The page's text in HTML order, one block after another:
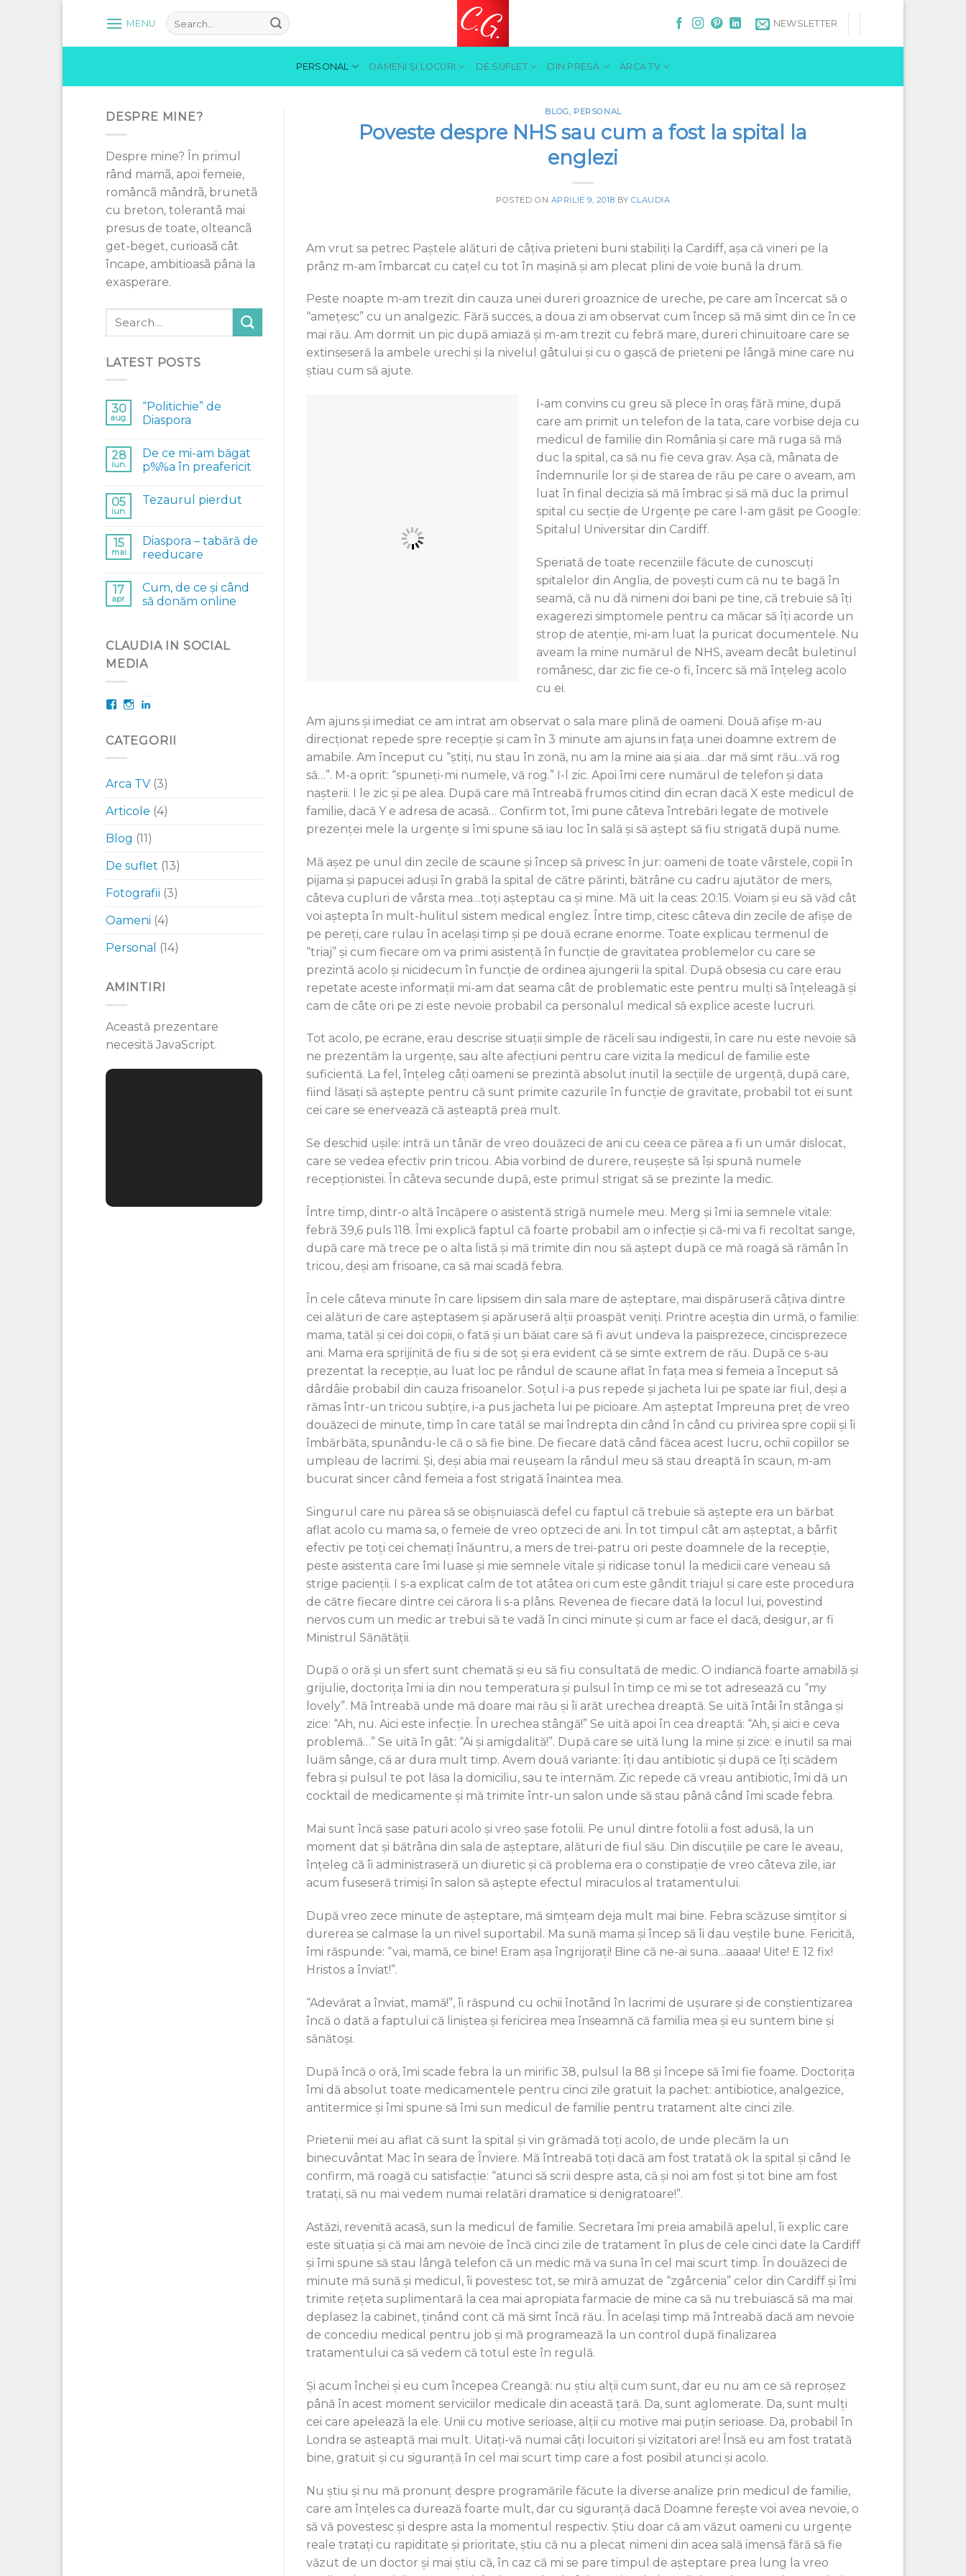
content
MENU NEWSLETTER
PERSONAL OAMENI ŞI LOCURI DE SUFLET DIN PRESA ARCA TV
DESPRE MINE?
Despre mine? În primul
rând mamã, apoi femeie,
româncã mândrã, brunetã
cu breton, tolerantã mai
presus de toate, olteancã
get-beget, curioasã cât
încape, ambitioasã pânä la
exasperare.
LATEST POSTS
30
aug.
“Politichie” de
Diaspora
28
iun.
De ce mi-am băgat
p%%a în preafericit
05
iun.
Tezaurul pierdut
15
mai
Diaspora – tabără de
reeducare
17
apr.
Cum, de ce și când
să donăm online
CLAUDIA IN SOCIAL
MEDIA
FacebookInstagram
CATEGORII
Arca TV (3)
Articole (4)
Blog (11)
De suflet (13)
Fotografii (3)
Oameni (4)
Personal
(14)
AMINTIRI
Această prezentare
necesită JavaScript.
BLOG, PERSONAL
Poveste despre NHS sau cum a fost la spital la
englezi
POSTED ON APRILIE 9, 2018 BYCLAUDIA
Am vrut sa petrec Paştele alături de câţiva prieteni buni stabiliţi la Cardiff, aşa că vineri pe la
prânz m-am îmbarcat cu caţel cu tot în maşină şi am plecat plini de voie bună la drum.
Peste noapte m-am trezit din cauza unei dureri groaznice de ureche, pe care am încercat să o
“amețesc” cu un analgezic. Fără succes, a doua zi am observat cum încep să mă simt din ce în ce
mai rău. Am dormit un pic după amiază și m-am trezit cu febră mare, dureri chinuitoare care se
extinseseră la ambele urechi și la nivelul gâtului și cu o gașcă de prieteni pe lângă mine care nu
știau cum să ajute.
I-am convins cu greu să plece în oraș fără mine, după
care am primit un telefon de la tata, care vorbise deja cu
medicul de familie din România și care mă ruga să mă
duc la spital, ca să nu fie ceva grav. Așa că, mânata de
îndemnurile lor și de starea de rău pe care o aveam, am
luat în final decizia să mă îmbrac și să mă duc la primul
spital cu secție de Urgențe pe care l-am găsit pe Google:
Spitalul Universitar din Cardiff.
Speriată de toate recenziile făcute de cunoscuți
spitalelor din Anglia, de povești cum că nu te bagă în
seamă, că nu dă nimeni doi bani pe tine, că trebuie să îți
exagerezi simptomele pentru ca măcar să îți acorde un
strop de atenție, mi-am luat la puricat documentele. Nu
aveam la mine numărul de NHS, aveam decât buletinul
românesc, dar zic fie ce-o fi, încerc să mă înțeleg acolo
cu ei.
Am ajuns și imediat ce am intrat am observat o sala mare plină de oameni. Două afișe m-au
direcţionat repede spre recepție și cam în 3 minute am ajuns in fața unei doamne extrem de
amabile. Am început cu “știți, nu stau în zonă, nu am la mine aia și aia…dar mă simt rău…vă rog
să…”. M-a oprit: “spuneți-mi numele, vă rog.” I-l zic. Apoi îmi cere numărul de telefon și data
nașterii. I le zic și pe alea. După care mă întreabă frumos citind din ecran dacă X este medicul de
familie, dacă Y e adresa de acasă… Confirm tot, îmi pune câteva întrebări legate de motivele
prezenței mele la urgențe si îmi spune să iau loc în sală și să aștept să fiu strigată după nume.
Mă așez pe unul din zecile de scaune și încep să privesc în jur: oameni de toate vârstele, copii în
pijama și papucei aduși în grabă la spital de către părinti, bătrâne cu cadru ajutător de mers,
câteva cupluri de vârsta mea…toți așteptau ca și mine. Mă uit la ceas: 20:15. Voiam și eu să văd cât
voi aștepta în mult-hulitul sistem medical englez. Între timp, citesc câteva din zecile de afișe de
pe pereți, care rulau în același timp și pe două ecrane enorme. Toate explicau termenul de
“triaj” și cum fiecare om va primi asistență în funcție de gravitatea problemelor cu care se
prezintă acolo și nicidecum în funcție de ordinea ajungerii la spital. După obsesia cu care erau
repetate aceste informații mi-am dat seama cât de problematic este pentru mulți să înțeleagă și
cam de câte ori pe zi este nevoie probabil ca personalul medical să explice aceste lucruri.
Tot acolo, pe ecrane, erau descrise situații simple de răceli sau indigestii, în care nu este nevoie să
ne prezentăm la urgențe, sau alte afecțiuni pentru care vizita la medicul de familie este
suficientă. La fel, înțeleg câți oameni se prezintă absolut inutil la secțiile de urgență, după care,
fiind lăsați să aștepte pentru că sunt primite cazurile în funcție de gravitate, probabil tot ei sunt
cei care se enervează că așteaptă prea mult.
Se deschid ușile: intră un tânăr de vreo douăzeci de ani cu ceea ce părea a fi un umăr dislocat,
care se vedea efectiv prin tricou. Abia vorbind de durere, reușeşte să își spună numele
recepționistei. În câteva secunde după, este primul strigat să se prezinte la medic.
Între timp, dintr-o altă încăpere o asistentă strigă numele meu. Merg și îmi ia semnele vitale:
febră 39,6 puls 118. Îmi explică faptul că foarte probabil am o infecție și că-mi va fi recoltat sange,
după care mă trece pe o alta listă și mă trimite din nou să aștept după ce mă roagă să rămân în
tricou, deși am frisoane, ca să mai scadă febra.
În cele câteva minute în care lipsisem din sala mare de așteptare, mai dispăruseră câțiva dintre
cei alături de care așteptasem și apăruseră alții proaspăt veniți. Printre aceștia din urmă, o familie:
mama, tatăl și cei doi copii, o fată și un băiat care să fi avut undeva la paisprezece, cincisprezece
ani. Mama era sprijinită de fiu si de soț și era evident că se simte extrem de rău. După ce s-au
prezentat la recepție, au luat loc pe rândul de scaune aflat în fața mea si femeia a început să
dârdâie probabil din cauza frisoanelor. Soțul i-a pus repede şi jacheta lui pe spate iar fiul, deși a
rămas într-un tricou subțire, i-a pus jacheta lui pe picioare. Am așteptat împreuna preț de vreo
douăzeci de minute, timp în care tatăl se mai îndrepta din când în când cu privirea spre copii și îi
îmbărbăta, spunându-le că o să fie bine. De fiecare dată când făcea acest lucru, ochii copiilor se
umpleau de lacrimi. Și, deși abia mai reușeam la rândul meu să stau dreaptă în scaun, m-am
bucurat sincer când femeia a fost strigată înaintea mea.
Singurul care nu părea să se obișnuiască defel cu faptul că trebuie să aștepte era un bărbat
aflat acolo cu mama sa, o femeie de vreo optzeci de ani. În tot timpul cât am așteptat, a bârfit
efectiv pe toți cei chemați înăuntru, a mers de trei-patru ori peste doamnele de la recepție,
peste asistenta care îmi luase și mie semnele vitale și ridicase tonul la medicii care veneau să
strige pacienții. I s-a explicat calm de tot atâtea ori cum este gândit triajul și care este procedura
de către fiecare dintre cei cărora li s-a plâns. Revenea de fiecare dată la locul lui, povestind
nervos cum un medic ar trebui să te vadă în cinci minute și cum ar face el dacă, desigur, ar fi
Ministrul Sănătății.
După o oră și un sfert sunt chemată și eu să fiu consultată de medic. O indiancă foarte amabilă și
grijulie, doctorița îmi ia din nou temperatura și pulsul în timp ce mi se tot adresează cu “my
lovely”. Mă întreabă unde mă doare mai rău și îi arăt urechea dreaptă. Se uită întâi în stânga și
zice: “Ah, nu. Aici este infecție. În urechea stângă!” Se uită apoi în cea dreaptă: “Ah, și aici e ceva
problemă…” Se uită în gât: “Ai și amigdalită!”. După care se uită lung la mine și zice: e inutil sa mai
luăm sânge, că ar dura mult timp. Avem două variante: îți dau antibiotic și după ce îți scădem
febra și pulsul te pot lăsa la domiciliu, sau te internăm. Zic repede că vreau antibiotic, îmi dă un
cocktail de medicamente și mă trimite într-un salon unde să stau până când îmi scade febra.
Mai sunt încă șase paturi acolo și vreo șase fotolii. Pe unul dintre fotolii a fost adusă, la un
moment dat și bătrâna din sala de așteptare, alături de fiul său. Din discuțiile pe care le aveau,
înțeleg că îi administraseră un diuretic și că problema era o constipație de vreo câteva zile, iar
acum fuseseră trimiși în salon să aștepte efectul miraculos al tratamentului.
După vreo zece minute de așteptare, mă simțeam deja mult mai bine. Febra scăzuse simțitor si
durerea se calmase la un nivel suportabil. Ma sună mama și încep să îi dau veștile bune. Fericită,
îmi răspunde: “vai, mamă, ce bine! Eram așa îngrijorați! Bine că ne-ai suna…aaaaa! Uite! E 12 fix!
Hristos a înviat!”.
“Adevărat a înviat, mamă!”, îi răspund cu ochii înotând în lacrimi de ușurare și de conștientizarea
încă o dată a faptului că liniștea și fericirea mea înseamnă că familia mea și eu suntem bine și
sănătoși.
După încă o oră, îmi scade febra la un mirific 38, pulsul la 88 și începe să îmi fie foame. Doctorița
îmi dă absolut toate medicamentele pentru cinci zile gratuit la pachet: antibiotice, analgezice,
antitermice și îmi spune să îmi sun medicul de familie pentru tratament alte cinci zile.
Prietenii mei au aflat că sunt la spital și vin grămadă toți acolo, de unde plecăm la un
binecuvântat Mac în seara de Înviere. Mă întreabă toți dacă am fost tratată ok la spital și când le
confirm, mă roagă cu satisfacție: “atunci să scrii despre asta, că și noi am fost și tot bine am fost
tratați, să nu mai vedem numai relatări dramatice si denigratoare!”.
Astăzi, revenită acasă, sun la medicul de familie. Secretara îmi preia amabilă apelul, îi explic care
este situația și că mai am nevoie de încă cinci zile de tratament în plus de cele cinci date la Cardiff
și îmi spune să stau lângă telefon că un medic mă va suna în cel mai scurt timp. În douăzeci de
minute mă sună și medicul, îi povestesc tot, se miră amuzat de “zgârcenia” celor din Cardiff și îmi
trimite rețeta suplimentară la cea mai apropiata farmacie de mine ca să nu trebuiască să ma mai
deplasez la cabinet, ţinând cont că mă simt încă rău. În același timp mă întreabă dacă am nevoie
de concediu medical pentru job și mă programează la un control după finalizarea
tratamentului ca să vedem că totul este în regulă.
Și acum închei și eu cum începea Creangă: nu știu alții cum sunt, dar eu nu am ce să reproșez
până în acest moment serviciilor medicale din această țară. Da, sunt aglomerate. Da, sunt mulți
cei care apelează la ele. Unii cu motive serioase, alții cu motive mai puțin serioase. Da, probabil în
Londra se așteaptă mai mult. Uitați-vă numai câți locuitori și vizitatori are! Însă eu am fost tratată
bine, gratuit și cu siguranță în cel mai scurt timp care a fost posibil atunci și acolo.
Nu știu și nu mă pronunț despre programările făcute la diverse analize prin medicul de familie,
care am înțeles ca durează foarte mult, dar cu siguranță dacă Doamne ferește voi avea nevoie, o
să vă povestesc și despre asta la momentul respectiv. Știu doar că am văzut oameni cu urgențe
reale tratați cu rapiditate şi prioritate, știu că nu a plecat nimeni din acea sală imensă fără să fie
văzut de un doctor și mai știu că, în caz că mi se pare timpul de așteptare prea lung la vreo